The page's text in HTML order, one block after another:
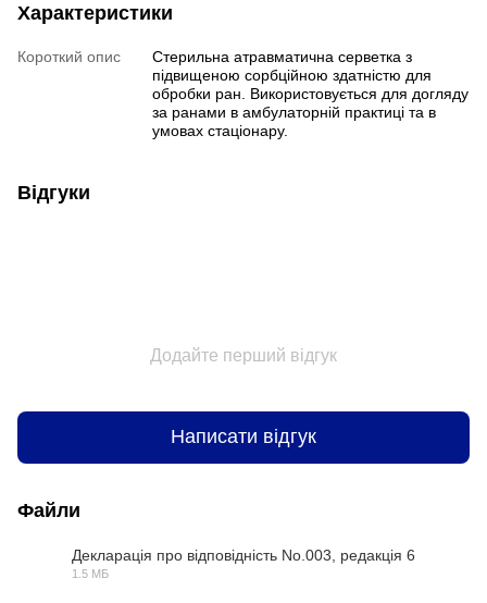
Характеристики
Короткий опис
Стерильна атравматична серветка з
підвищеною сорбційною здатністю для
обробки ран. Використовується для догляду
за ранами в амбулаторній практиці та в
умовах стаціонару.
Відгуки
Додайте перший відгук
Написати відгук
Файли
Декларація про відповідність No.003, редакція 6
1.5 МБ